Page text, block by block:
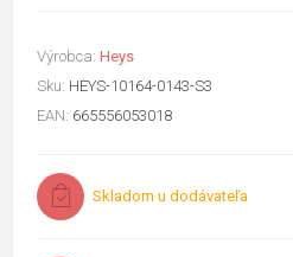
Výrobca: Heys
Sku: HEYS-10164-0143-S3
EAN: 665556053018
Skladom u dodávateľa